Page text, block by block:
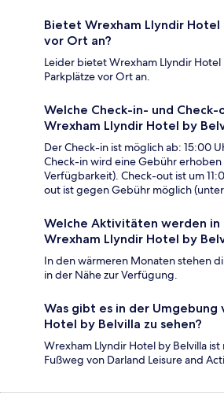
Bietet Wrexham Llyndir Hotel
vor Ort an?
Leider bietet Wrexham Llyndir Hotel
Parkplätze vor Ort an.
Welche Check-in- und
Wrexham Llyndir Hotel by
Der Check-in ist möglich ab: 15:00
Check-in wird eine Gebühr
Verfügbarkeit). Check-out ist um
out ist gegen Gebühr möglich
Welche Aktivitäten werden in
Wrexham Llyndir Hotel by
In den wärmeren Monaten stehen
in der Nähe zur Verfügung.
Was gibt es in der Umgebung
Hotel by Belvilla zu sehen?
Wrexham Llyndir Hotel by Belvilla
Fußweg von Darland Leisure and